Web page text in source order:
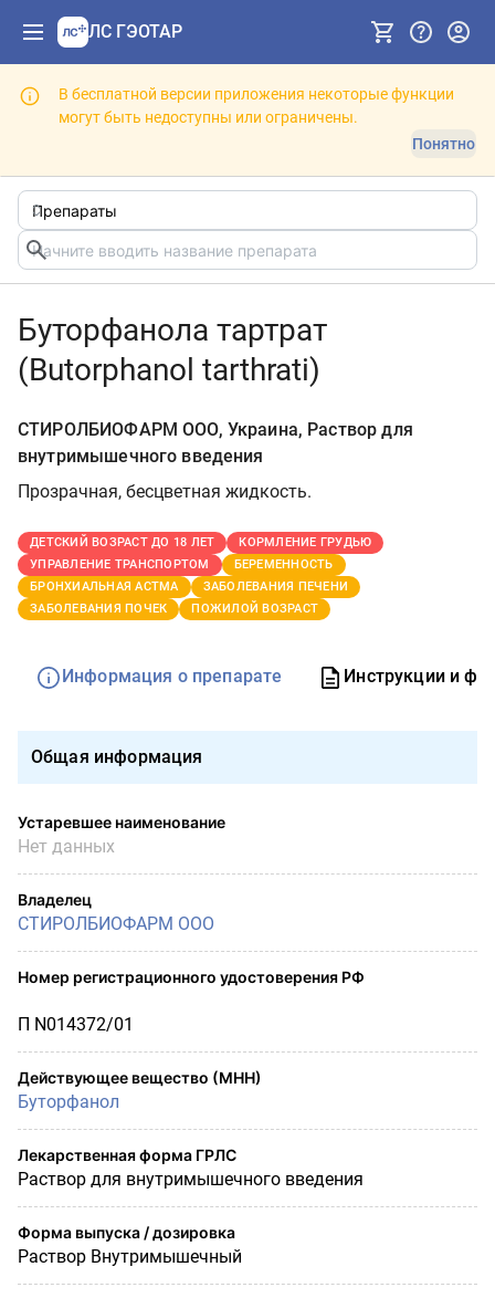
ЛС ГЭОТАР
В бесплатной версии приложения некоторые функции
могут быть недоступны или ограничены.
Понятно
Буторфанола тартрат
(Butorphanol tarthrati)
СТИРОЛБИОФАРМ ООО, Украина, Раствор для
внутримышечного введения
Прозрачная, бесцветная жидкость.
ДЕТСКИЙ ВОЗРАСТ ДО 18 ЛЕТ
КОРМЛЕНИЕ ГРУДЬЮ
УПРАВЛЕНИЕ ТРАНСПОРТОМ
БЕРЕМЕННОСТЬ
БРОНХИАЛЬНАЯ АСТМА
ЗАБОЛЕВАНИЯ ПЕЧЕНИ
ЗАБОЛЕВАНИЯ ПОЧЕК
ПОЖИЛОЙ ВОЗРАСТ
Информация о препарате Инструкции и
Общая информация
Устаревшее наименование
Нет данных
Владелец
СТИРОЛБИОФАРМ ООО
Номер регистрационного удостоверения РФ
П N014372/01
Действующее вещество (МНН)
Буторфанол
Лекарственная форма ГРЛС
Раствор для внутримышечного введения
Форма выпуска / дозировка
Раствор Внутримышечный